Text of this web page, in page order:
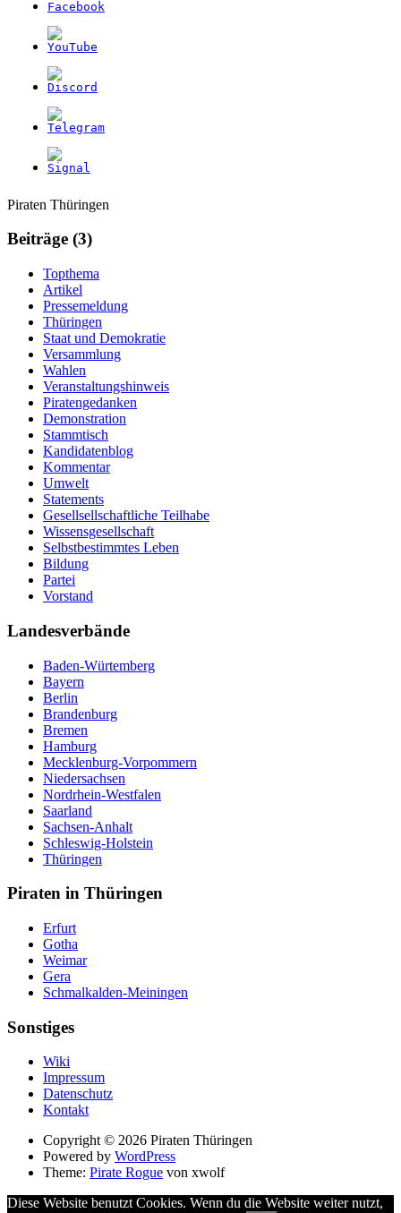
Weitere
Informationen
Navigation
Piraten Thüringen
Beiträge (3)
Topthema
Artikel
Pressemeldung
Thüringen
Staat und Demokratie
Versammlung
Wahlen
Veranstaltungshinweis
Piratengedanken
Demonstration
Stammtisch
Kandidatenblog
Kommentar
Umwelt
Statements
Gesellsellschaftliche Teilhabe
Wissensgesellschaft
Selbstbestimmtes Leben
Bildung
Partei
Vorstand
Landesverbände
Baden-Würtemberg
Bayern
Berlin
Brandenburg
Bremen
Hamburg
Mecklenburg-Vorpommern
Niedersachsen
Nordrhein-Westfalen
Saarland
Sachsen-Anhalt
Schleswig-Holstein
Thüringen
Piraten in Thüringen
Erfurt
Gotha
Weimar
Gera
Schmalkalden-Meiningen
Sonstiges
Wiki
Impressum
Datenschutz
Kontakt
Suche
Copyright © 2026 Piraten Thüringen
Powered by WordPress
Theme: Pirate Rogue von xwolf
Diese Website benutzt Cookies. Wenn du die Website weiter nutzt,